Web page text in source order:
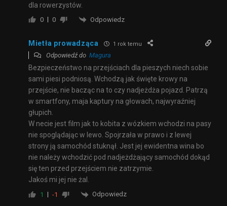
dla rowerzystów.
0 0 Odpowiedz
Mietła prowadząca 1 rok temu
Odpowiedź do Magura
Bezpieczeństwo na przejściach dla pieszych niech sobie
sami piesi podniosą. Wchodzą jak święte krowy na
przejście, nie bacząc na to czy nadjeżdża pojazd. Patrzą
w smartfony, maja kaptury na głowach, najwyraźniej
głupich.
W necie jest film jak to kobita z wózkiem wchodzi na pasy
nie spoglądając w lewo. Spojrzała w prawo i z lewej
strony ją samochód stuknął. Jest jej ewidentna wina bo
nie należy wchodzić pod nadjeżdżający samochód dokąd
się ten przed przejściem nie zatrzymie.
Jakoś mi jej nie żal.
1 -1 Odpowiedz